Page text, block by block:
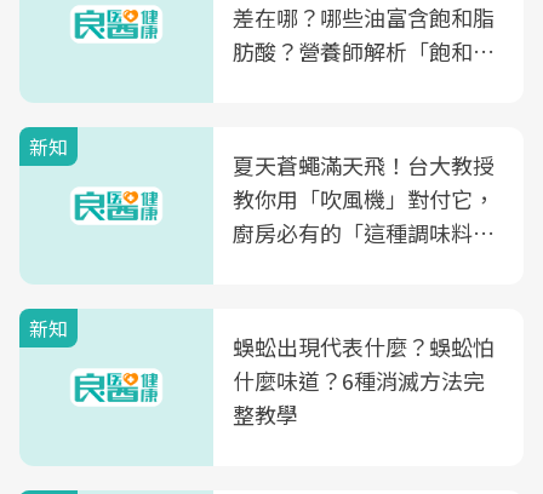
差在哪？哪些油富含飽和脂
肪酸？營養師解析「飽和脂
新知
夏天蒼蠅滿天飛！台大教授
教你用「吹風機」對付它，
廚房必有的「這種調味料」
新知
蜈蚣出現代表什麼？蜈蚣怕
什麼味道？6種消滅方法完
整教學